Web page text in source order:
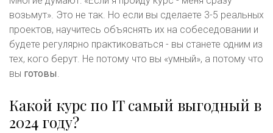
возьмут». Это не так. Но если вы сделаете 3-5 реальных
проектов, научитесь объяснять их на собеседовании и
будете регулярно практиковаться - вы станете одним из
тех, кого берут. Не потому что вы «умный», а потому что
вы готовы.
Какой курс по IT самый выгодный в
2024 году?